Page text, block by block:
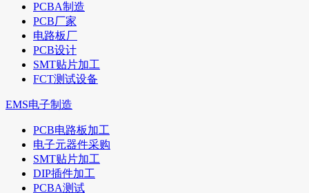
PCBA制造
PCB厂家
电路板厂
PCB设计
SMT贴片加工
FCT测试设备
EMS电子制造
PCB电路板加工
电子元器件采购
SMT贴片加工
DIP插件加工
PCBA测试